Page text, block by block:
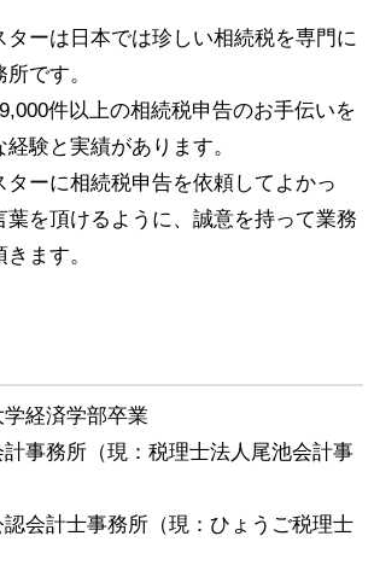
ターは日本では珍しい相続税を専門に
です。
件以上の相続税申告のお手伝いを
験と実績があります。
ターに相続税申告を依頼してよかっ
葉を頂けるように、誠意を持って業務
ます。
経済学部卒業
計事務所（現：税理士法人尾池会計事
会計士事務所（現：ひょうご税理士